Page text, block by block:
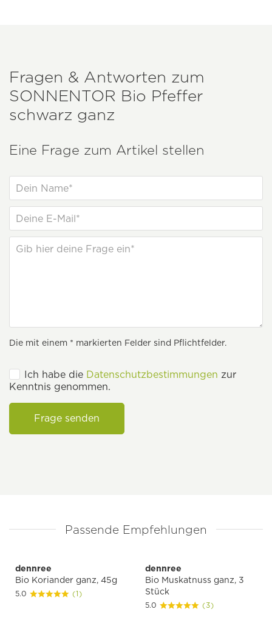
Fragen & Antworten zum
SONNENTOR Bio Pfeffer
schwarz ganz
Eine Frage zum Artikel stellen
Die mit einem * markierten Felder sind Pflichtfelder.
Ich habe die Datenschutzbestimmungen zur
Kenntnis genommen.
Frage senden
Passende Empfehlungen
dennree
Bio Koriander ganz, 45g
5.0 (1)
dennree
Bio Muskatnuss ganz, 3
Stück
5.0 (3)